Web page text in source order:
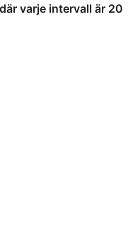
varje intervall är 20